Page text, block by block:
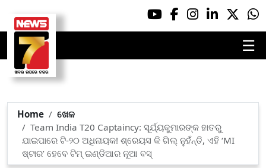
☰
Home
ଖେଳ
Team India T20 Captaincy: ସୂର୍ଯ୍ୟକୁମାରଙ୍କ ହାତରୁ
ଯାଇପାରେ ଟି-୨୦ ଅଧିନାୟକ! ଶ୍ରେୟସ କି ଗିଲ୍ ନୁହଁନ୍ତି, ଏହି ‘MI
ଷ୍ଟାର’ ହେବେ ଟିମ୍ ଇଣ୍ଡିଆର ନୂଆ ବସ୍‌